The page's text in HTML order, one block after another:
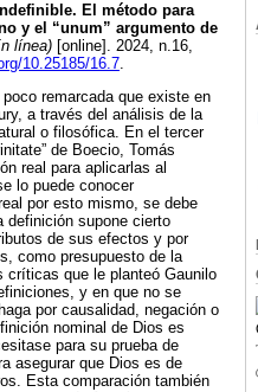
El método para
y el “unum” argumento de
línea) [online]. 2024, n.16,
10.25185/16.7.
remarcada que existe en
a través del análisis de la
o filosófica. En el tercer
de Boecio, Tomás
real para aplicarlas al
lo puede conocer
por esto mismo, se debe
definición supone cierto
de sus efectos y por
como presupuesto de la
críticas que le planteó Gaunilo
y en que no se
por causalidad, negación o
nominal de Dios es
para su prueba de
asegurar que Dios es de
Esta comparación también